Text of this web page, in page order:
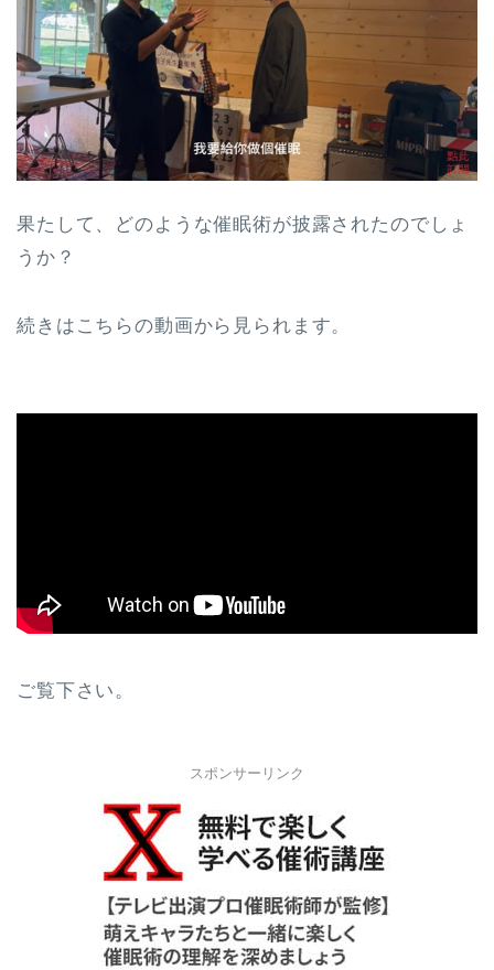
果たして、どのような催眠術が披露されたのでしょ
うか？
続きはこちらの動画から見られます。
ご覧下さい。
スポンサーリンク